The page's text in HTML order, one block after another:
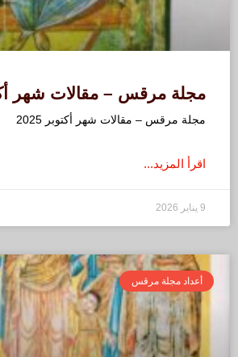
مجلة مرقس – مقالات شهر أكتوبر
مجلة مرقس – مقالات شهر أكتوبر 2025
اقرأ المزيد...
9 يناير 2026
أعداد مجلة مرقس